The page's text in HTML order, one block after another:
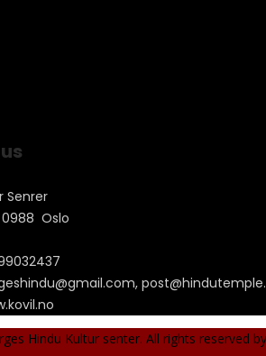
Senrer
0988 Oslo
Hindu Kultur senter. All rights reserved